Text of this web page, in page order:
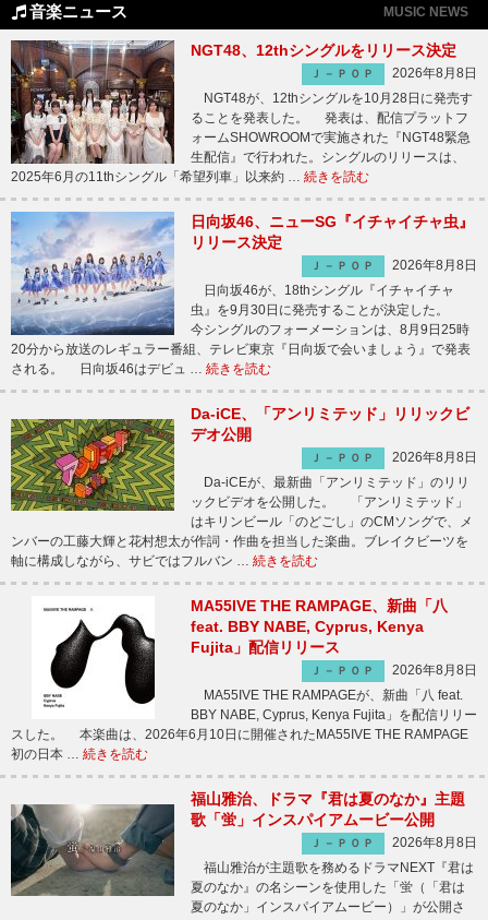
音楽ニュース MUSIC NEWS
NGT48、12thシングルをリリース決定
Ｊ－ＰＯＰ
2026年8月8日
NGT48が、12thシングルを10月28日に発売す
ることを発表した。 発表は、配信プラットフ
ォームSHOWROOMで実施された『NGT48緊急
生配信』で行われた。シングルのリリースは、
2025年6月の11thシングル「希望列車」以来約 … 続きを読む
日向坂46、ニューSG『イチャイチャ虫』
リリース決定
Ｊ－ＰＯＰ
2026年8月8日
日向坂46が、18thシングル『イチャイチャ
虫』を9月30日に発売することが決定した。
今シングルのフォーメーションは、8月9日25時
20分から放送のレギュラー番組、テレビ東京『日向坂で会いましょう』で発表
される。 日向坂46はデビュ … 続きを読む
Da-iCE、「アンリミテッド」リリックビ
デオ公開
Ｊ－ＰＯＰ
2026年8月8日
Da-iCEが、最新曲「アンリミテッド」のリリ
ックビデオを公開した。 「アンリミテッド」
はキリンビール「のどごし」のCMソングで、メ
ンバーの工藤大輝と花村想太が作詞・作曲を担当した楽曲。ブレイクビーツを
軸に構成しながら、サビではフルバン … 続きを読む
MA55IVE THE RAMPAGE、新曲「八
feat. BBY NABE, Cyprus, Kenya
Fujita」配信リリース
Ｊ－ＰＯＰ
2026年8月8日
MA55IVE THE RAMPAGEが、新曲「八 feat.
BBY NABE, Cyprus, Kenya Fujita」を配信リリー
スした。 本楽曲は、2026年6月10日に開催されたMA55IVE THE RAMPAGE
初の日本 … 続きを読む
福山雅治、ドラマ『君は夏のなか』主題
歌「蛍」インスパイアムービー公開
Ｊ－ＰＯＰ
2026年8月8日
福山雅治が主題歌を務めるドラマNEXT『君は
夏のなか』の名シーンを使用した「蛍（「君は
夏のなか」インスパイアムービー）」が公開さ